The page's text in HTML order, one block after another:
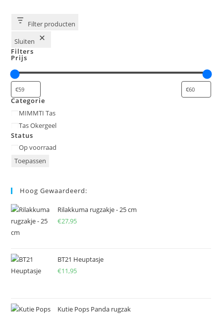
Filter producten
Sluiten
Filters
Prijs
Categorie
Categorie
MIMMTI Tas
Tas Okergeel
Status
Status
Op voorraad
Toepassen
Hoog Gewaardeerd:
Rilakkuma rugzakje - 25 cm
€27,95
BT21 Heuptasje
€11,95
Kutie Pops Panda rugzak